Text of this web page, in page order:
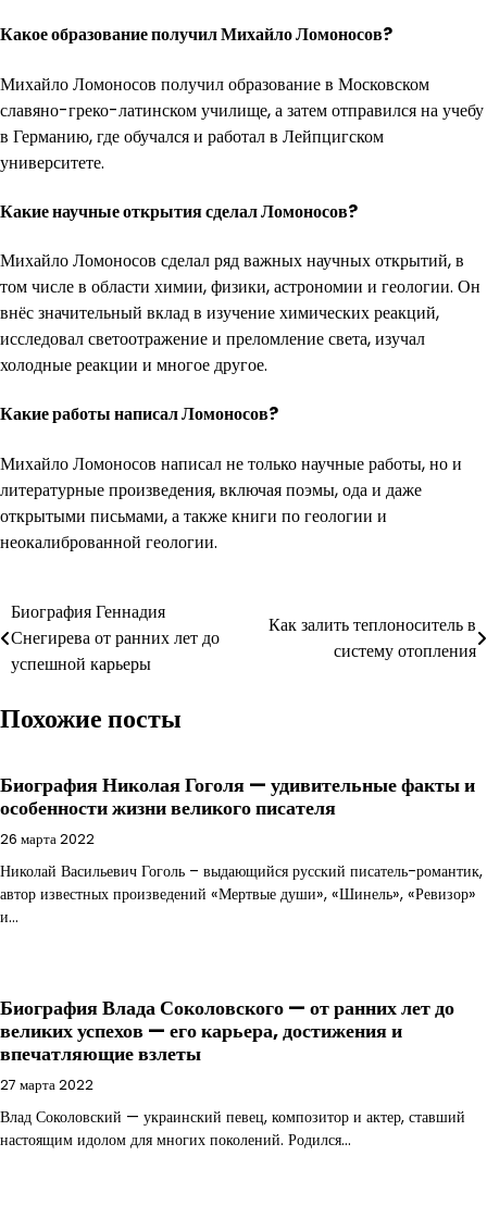
Какое образование получил Михайло Ломоносов?
Михайло Ломоносов получил образование в Московском
славяно-греко-латинском училище, а затем отправился на учебу
в Германию, где обучался и работал в Лейпцигском
университете.
Какие научные открытия сделал Ломоносов?
Михайло Ломоносов сделал ряд важных научных открытий, в
том числе в области химии, физики, астрономии и геологии. Он
внёс значительный вклад в изучение химических реакций,
исследовал светоотражение и преломление света, изучал
холодные реакции и многое другое.
Какие работы написал Ломоносов?
Михайло Ломоносов написал не только научные работы, но и
литературные произведения, включая поэмы, ода и даже
открытыми письмами, а также книги по геологии и
неокалиброванной геологии.
Навигация
по
Биография Геннадия
Снегирева от ранних лет до
успешной карьеры
Как залить теплоноситель в
систему отопления
Похожие посты
Биография Николая Гоголя — удивительные факты и
особенности жизни великого писателя
26 марта 2022
Николай Васильевич Гоголь – выдающийся русский писатель-романтик,
автор известных произведений «Мертвые души», «Шинель», «Ревизор»
и…
Биография Влада Соколовского — от ранних лет до
великих успехов — его карьера, достижения и
впечатляющие взлеты
27 марта 2022
Влад Соколовский — украинский певец, композитор и актер, ставший
настоящим идолом для многих поколений. Родился…